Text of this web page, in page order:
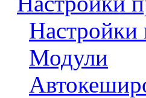
Настройки
Модули